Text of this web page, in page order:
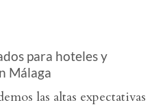
para hoteles y
Málaga
las altas expectativas